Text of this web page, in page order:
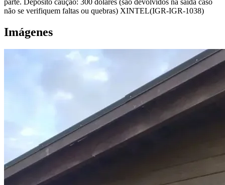
parte. Depósito caução: 300 dólares (são devolvidos na saída caso
não se verifiquem faltas ou quebras) XINTEL(IGR-IGR-1038)
Imágenes